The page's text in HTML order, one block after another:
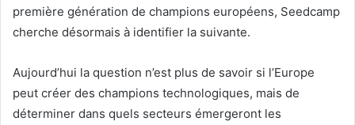
première génération de champions européens, Seedcamp
cherche désormais à identifier la suivante.
Aujourd’hui la question n’est plus de savoir si l’Europe
peut créer des champions technologiques, mais de
déterminer dans quels secteurs émergeront les